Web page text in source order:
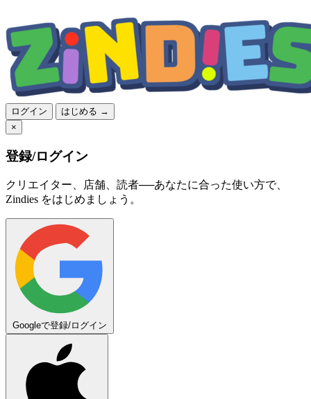
ログイン
はじめる →
×
登録/ログイン
クリエイター、店舗、読者──あなたに合った使い方で、
Zindies をはじめましょう。
Googleで登録/ログイン